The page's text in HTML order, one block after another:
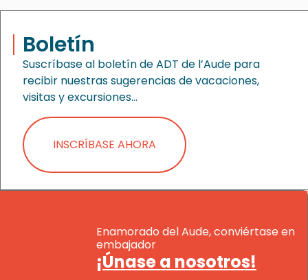
Boletín
Suscríbase al boletín de ADT de l’Aude para
recibir nuestras sugerencias de vacaciones,
visitas y excursiones…
INSCRÍBASE AHORA
Enamorado del Aude, conviértase en
embajador
¡Únase a nosotros!